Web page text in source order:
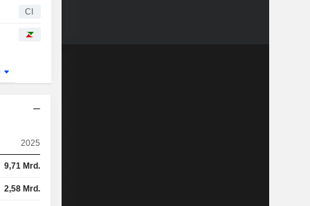
CI
2025
9,71 Mrd.
2,58 Mrd.